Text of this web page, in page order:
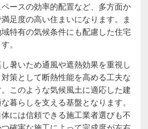
ースの効率的配置など、多方面か
足度の高い住まいになります。ま
特有の気候条件にも配慮した住宅
。
暑いため通風や遮熱効果を重視し
策として断熱性能を高める工夫な
このような気候風土に適応した建
暮らしを支える基盤となります。
には信頼できる施工業者選びも不